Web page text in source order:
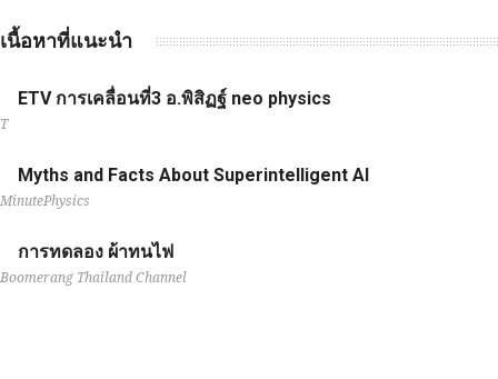
เนื้อหาที่แนะนำ
ETV การเคลื่อนที่3 อ.พิสิฏฐ์ neo physics
T
Myths and Facts About Superintelligent AI
MinutePhysics
การทดลอง ผ้าทนไฟ
Boomerang Thailand Channel